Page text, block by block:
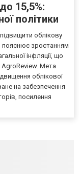
15,5%:
політики
облікову
пояснює зростанням
інфляції, що
AgroReview. Мета
облікової
на забезпечення
посилення